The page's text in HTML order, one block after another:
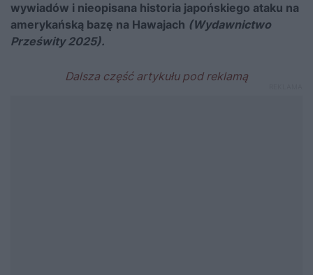
wywiadów i nieopisana historia japońskiego ataku na
amerykańską bazę na Hawajach (Wydawnictwo
Prześwity 2025).